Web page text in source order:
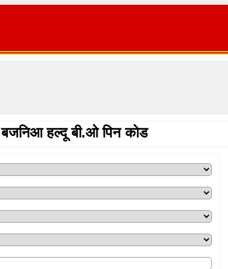
बजनिआ हल्दू बी.ओ पिन कोड